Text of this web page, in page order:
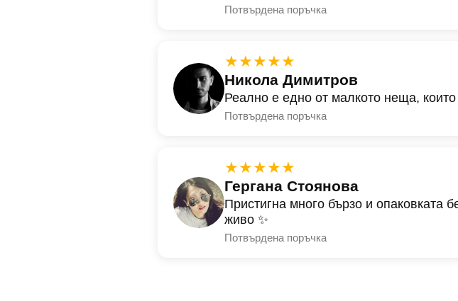
Потвърдена поръчка
★★★★★
Никола Димитров
Реално е едно от малкото неща,
Потвърдена поръчка
★★★★★
Гергана Стоянова
Пристигна много бързо и опаковката
живо ✨
Потвърдена поръчка